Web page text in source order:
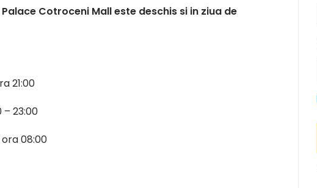
Cotroceni Mall este deschis si in ziua de
21:00
23:00
08:00